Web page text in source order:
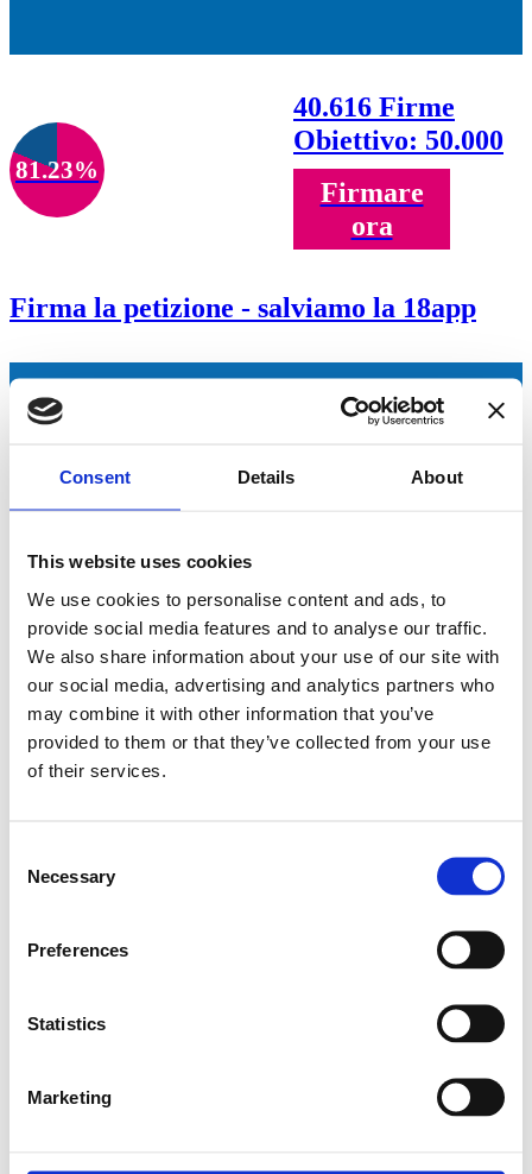
Consent Details About
This website uses cookies
We use cookies to personalise content and ads, to
provide social media features and to analyse our traffic.
We also share information about your use of our site with
our social media, advertising and analytics partners who
may combine it with other information that you’ve
provided to them or that they’ve collected from your use
of their services.
Selection
Necessary
Preferences
Statistics
Marketing
81.23%
40.616 Firme
Obiettivo: 50.000
Firmare
ora
Firma la petizione - salviamo la 18app
90.61%
13.592 Firme
Obiettivo: 15.000